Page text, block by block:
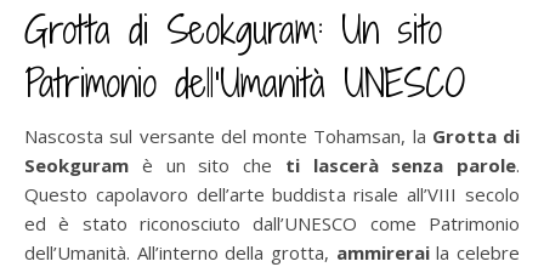
Grotta di Seokguram: Un sito
Patrimonio dell’Umanità UNESCO
Nascosta sul versante del monte Tohamsan, la Grotta di
Seokguram è un sito che ti lascerà senza parole.
Questo capolavoro dell’arte buddista risale all’VIII secolo
ed è stato riconosciuto dall’UNESCO come Patrimonio
dell’Umanità. All’interno della grotta, ammireraila celebre